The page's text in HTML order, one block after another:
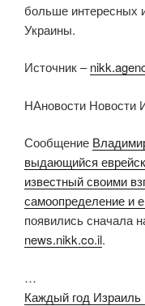
больше интересных
Украины.
Источник –
НАновости Новости
Сообщение
выдающийся
известный своими
самоопределение и
появились сначала
news.nikk.co.il.
…
Каждый год